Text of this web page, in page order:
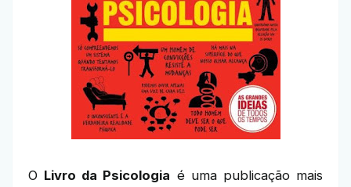
O Livro da Psicologia é uma publicação mais